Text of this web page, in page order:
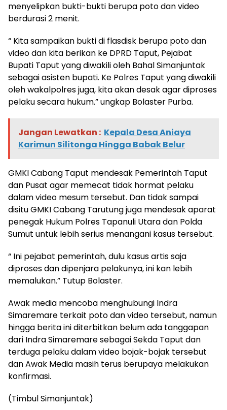
menyelipkan bukti-bukti berupa poto dan video
berdurasi 2 menit.
“ Kita sampaikan bukti di flasdisk berupa poto dan
video dan kita berikan ke DPRD Taput, Pejabat
Bupati Taput yang diwakili oleh Bahal Simanjuntak
sebagai asisten bupati. Ke Polres Taput yang diwakili
oleh wakalpolres juga, kita akan desak agar diproses
pelaku secara hukum.” ungkap Bolaster Purba.
Jangan Lewatkan : Kepala Desa Aniaya
Karimun Silitonga Hingga Babak Belur
GMKI Cabang Taput mendesak Pemerintah Taput
dan Pusat agar memecat tidak hormat pelaku
dalam video mesum tersebut. Dan tidak sampai
disitu GMKI Cabang Tarutung juga mendesak aparat
penegak Hukum Polres Tapanuli Utara dan Polda
Sumut untuk lebih serius menangani kasus tersebut.
“ Ini pejabat pemerintah, dulu kasus artis saja
diproses dan dipenjara pelakunya, ini kan lebih
memalukan.” Tutup Bolaster.
Awak media mencoba menghubungi Indra
Simaremare terkait poto dan video tersebut, namun
hingga berita ini diterbitkan belum ada tanggapan
dari Indra Simaremare sebagai Sekda Taput dan
terduga pelaku dalam video bojak-bojak tersebut
dan Awak Media masih terus berupaya melakukan
konfirmasi.
(Timbul Simanjuntak)